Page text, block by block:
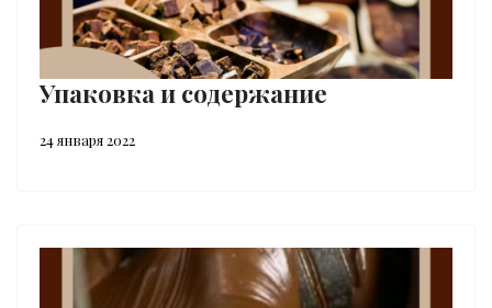
Упаковка и содержание
24 января 2022